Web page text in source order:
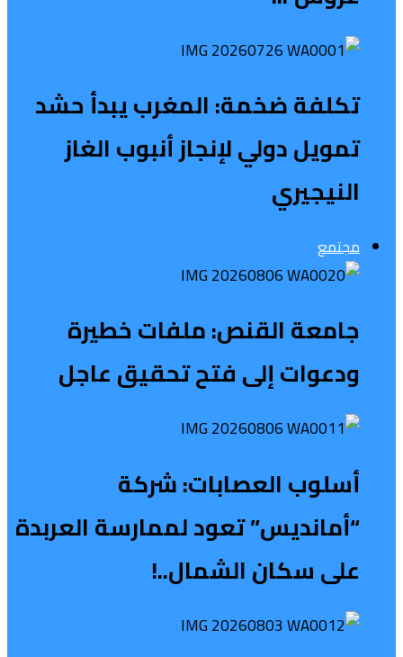
تكلفة ضخمة: المغرب يبدأ حشد
تمويل دولي لإنجاز أنبوب الغاز
النيجيري
مجتمع
جامعة القنص: ملفات خطيرة
ودعوات إلى فتح تحقيق عاجل
أسلوب العصابات: شركة
“أمانديس” تعود لممارسة العربدة
على سكان الشمال..!